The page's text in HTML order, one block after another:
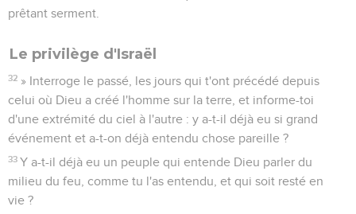
prêtant serment.
Le privilège d'Israël
32 » Interroge le passé, les jours qui t'ont précédé depuis
celui où Dieu a créé l'homme sur la terre, et informe-toi
d'une extrémité du ciel à l'autre : y a-t-il déjà eu si grand
événement et a-t-on déjà entendu chose pareille ?
33 Y a-t-il déjà eu un peuple qui entende Dieu parler du
milieu du feu, comme tu l'as entendu, et qui soit resté en
vie ?